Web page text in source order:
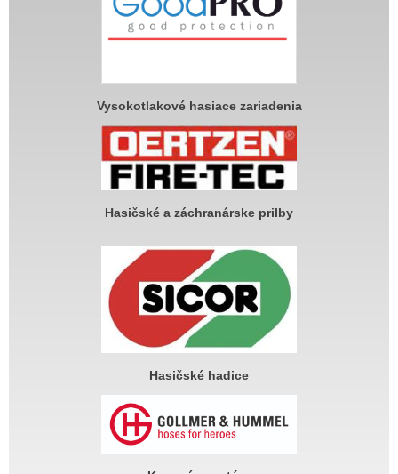
Vysokotlakové hasiace zariadenia
Hasičské a záchranárske prilby
Hasičské hadice